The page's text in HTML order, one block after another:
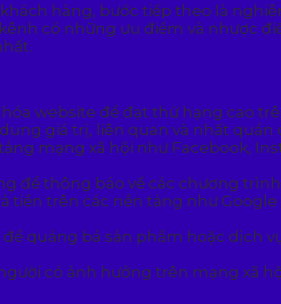
hàng, bước tiếp theo là
có những ưu điểm và nhược
website để đạt thứ hạng cao
giá trị, liên quan và nhất
mạng xã hội như Facebook,
để thông báo về các chương
tiền trên các nền tảng như
quảng bá sản phẩm hoặc dịch
có ảnh hưởng trên mạng xã